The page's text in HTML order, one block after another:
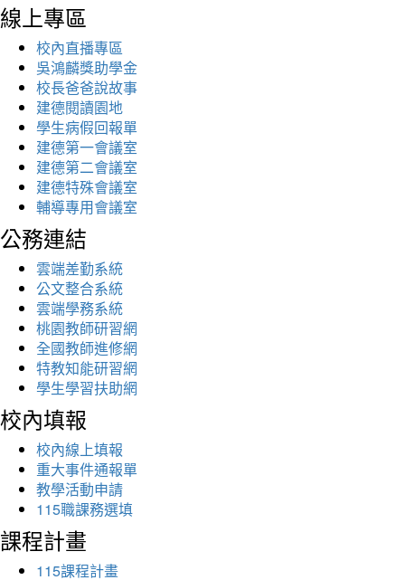
線上專區
校內直播專區
吳鴻麟獎助學金
校長爸爸說故事
建德閱讀園地
學生病假回報單
建德第一會議室
建德第二會議室
建德特殊會議室
輔導專用會議室
公務連結
雲端差勤系統
公文整合系統
雲端學務系統
桃園教師研習網
全國教師進修網
特教知能研習網
學生學習扶助網
校內填報
校內線上填報
重大事件通報單
教學活動申請
115職課務選填
課程計畫
115課程計畫